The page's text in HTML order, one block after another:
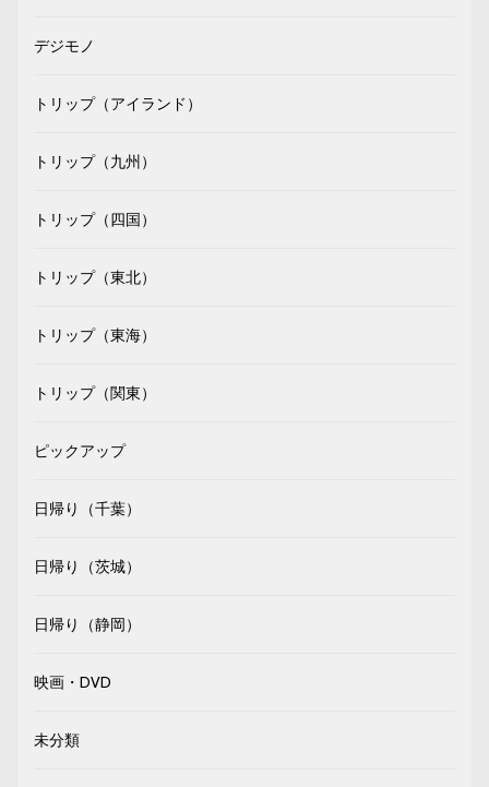
デジモノ
トリップ（アイランド）
トリップ（九州）
トリップ（四国）
トリップ（東北）
トリップ（東海）
トリップ（関東）
ピックアップ
日帰り（千葉）
日帰り（茨城）
日帰り（静岡）
映画・DVD
未分類